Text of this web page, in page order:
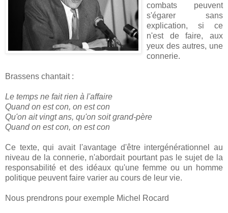
combats peuvent
s'égarer sans
explication, si ce
n'est de faire, aux
yeux des autres, une
connerie.
Brassens chantait :
Le temps ne fait rien à l'affaire
Quand on est con, on est con
Qu'on ait vingt ans, qu'on soit grand-père
Quand on est con, on est con
Ce texte, qui avait l'avantage d'être intergénérationnel au
niveau de la connerie, n'abordait pourtant pas le sujet de la
responsabilité et des idéaux qu'une femme ou un homme
politique peuvent faire varier au cours de leur vie.
Nous prendrons pour exemple Michel Rocard